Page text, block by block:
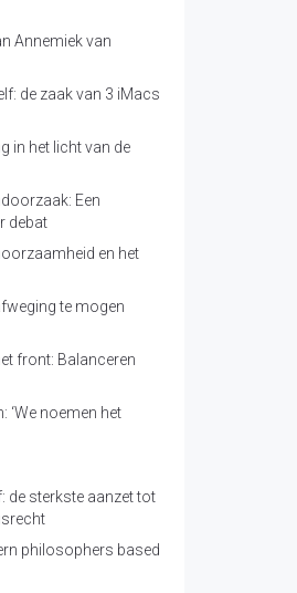
Annemiek van
de zaak van 3 iMacs
in het licht van de
Een
debat
en het
te mogen
front: Balanceren
‘We noemen het
de sterkste aanzet tot
philosophers based